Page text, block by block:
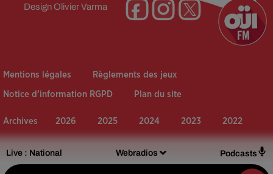
Live : National Webradios Podcasts
Design Olivier Varma
Mentions légales Règlements des jeux
Notice d’information RGPD Plan du site
Archives 2026 2025 2024 2023 2022